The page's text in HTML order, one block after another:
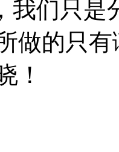
我们只是
做的只
！